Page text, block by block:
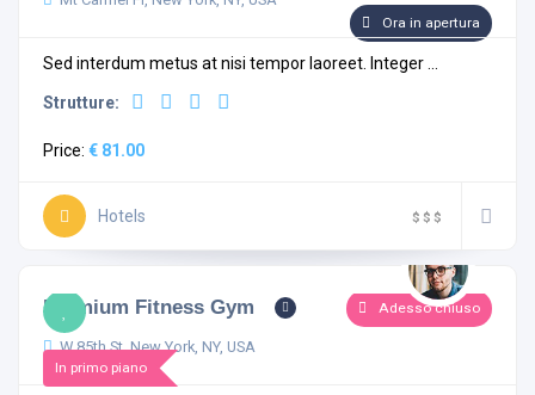
Ora in apertura
Sed interdum metus at nisi tempor laoreet. Integer ...
Strutture:
Price: € 81.00
Hotels $ $ $
In primo piano
Adesso chiuso
Premium Fitness Gym
W 85th St, New York, NY, USA